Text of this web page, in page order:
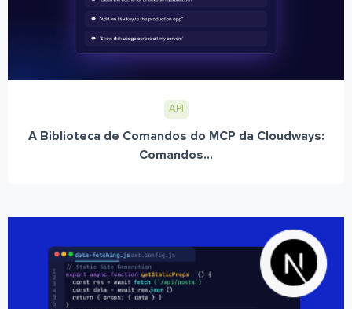
API
A Biblioteca de Comandos do MCP da Cloudways:
Comandos...